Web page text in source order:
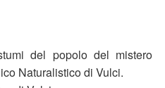
del popolo del mistero
Naturalistico di Vulci.